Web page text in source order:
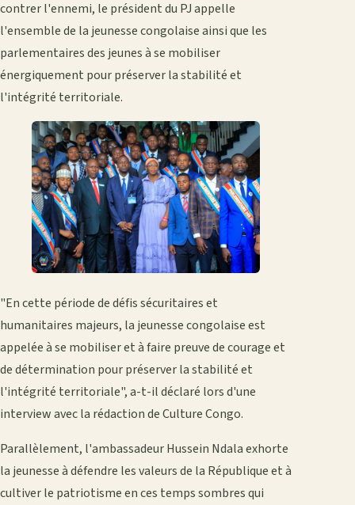
contrer l'ennemi, le président du PJ appelle
l'ensemble de la jeunesse congolaise ainsi que les
parlementaires des jeunes à se mobiliser
énergiquement pour préserver la stabilité et
l'intégrité territoriale.
"En cette période de défis sécuritaires et
humanitaires majeurs, la jeunesse congolaise est
appelée à se mobiliser et à faire preuve de courage et
de détermination pour préserver la stabilité et
l'intégrité territoriale", a-t-il déclaré lors d'une
interview avec la rédaction de Culture Congo.
Parallèlement, l'ambassadeur Hussein Ndala exhorte
la jeunesse à défendre les valeurs de la République et à
cultiver le patriotisme en ces temps sombres qui